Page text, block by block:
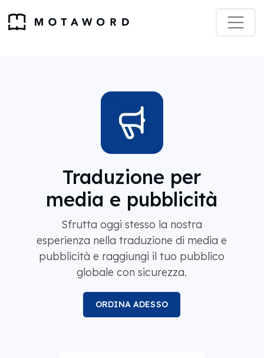
Traduzione per
media e pubblicità
Sfrutta oggi stesso la nostra
esperienza nella traduzione di media e
pubblicità e raggiungi il tuo pubblico
globale con sicurezza.
ORDINA ADESSO